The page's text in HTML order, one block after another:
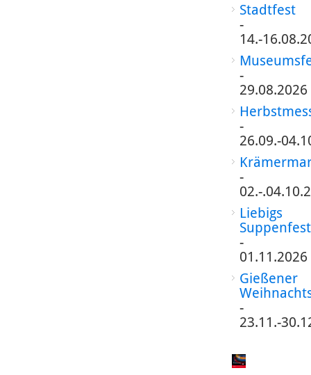
Stadtfest
-
14.-
-
29.08.2026
-
26.09.-
-
02.-
Liebigs
Suppenfest
-
01.11.2026
Gießener
-
23.11.-